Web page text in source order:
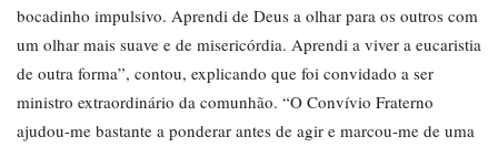
bocadinho impulsivo. Aprendi de Deus a olhar para os outros com
um olhar mais suave e de misericórdia. Aprendi a viver a eucaristia
de outra forma”, contou, explicando que foi convidado a ser
ministro extraordinário da comunhão. “O Convívio Fraterno
ajudou-me bastante a ponderar antes de agir e marcou-me de uma